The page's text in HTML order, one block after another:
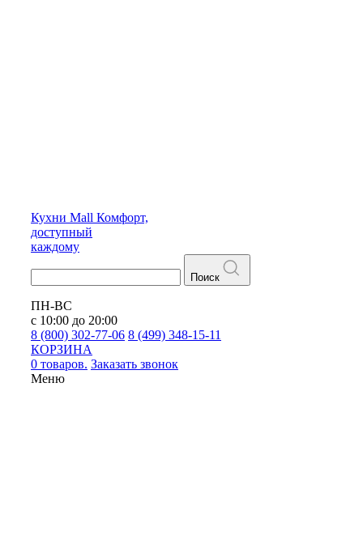
Кухни Mall Комфорт,
доступный
каждому
Поиск
ПН-ВС
с 10:00 до 20:00
8 (800) 302-77-06 8 (499) 348-15-11
КОРЗИНА
0 товаров. Заказать звонок
Меню